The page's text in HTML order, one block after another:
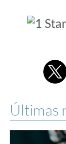
Últimas